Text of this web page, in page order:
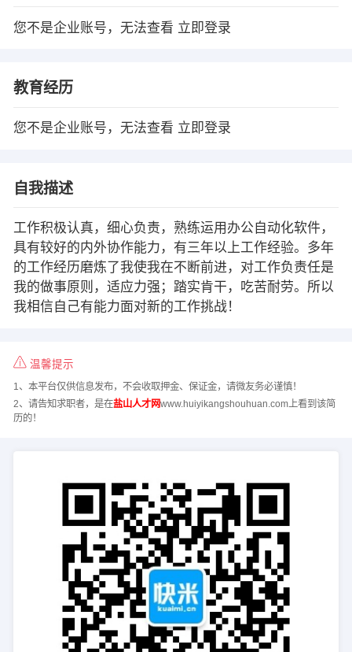
您不是企业账号，无法查看 立即登录
教育经历
您不是企业账号，无法查看 立即登录
自我描述
工作积极认真，细心负责，熟练运用办公自动化软件，
具有较好的内外协作能力，有三年以上工作经验。多年
的工作经历磨炼了我使我在不断前进，对工作负责任是
我的做事原则，适应力强；踏实肯干，吃苦耐劳。所以
我相信自己有能力面对新的工作挑战！
温馨提示
1、本平台仅供信息发布，不会收取押金、保证金，请微友务必谨慎！
2、请告知求职者，是在盐山人才网www.huiyikangshouhuan.com上看到该简
历的！